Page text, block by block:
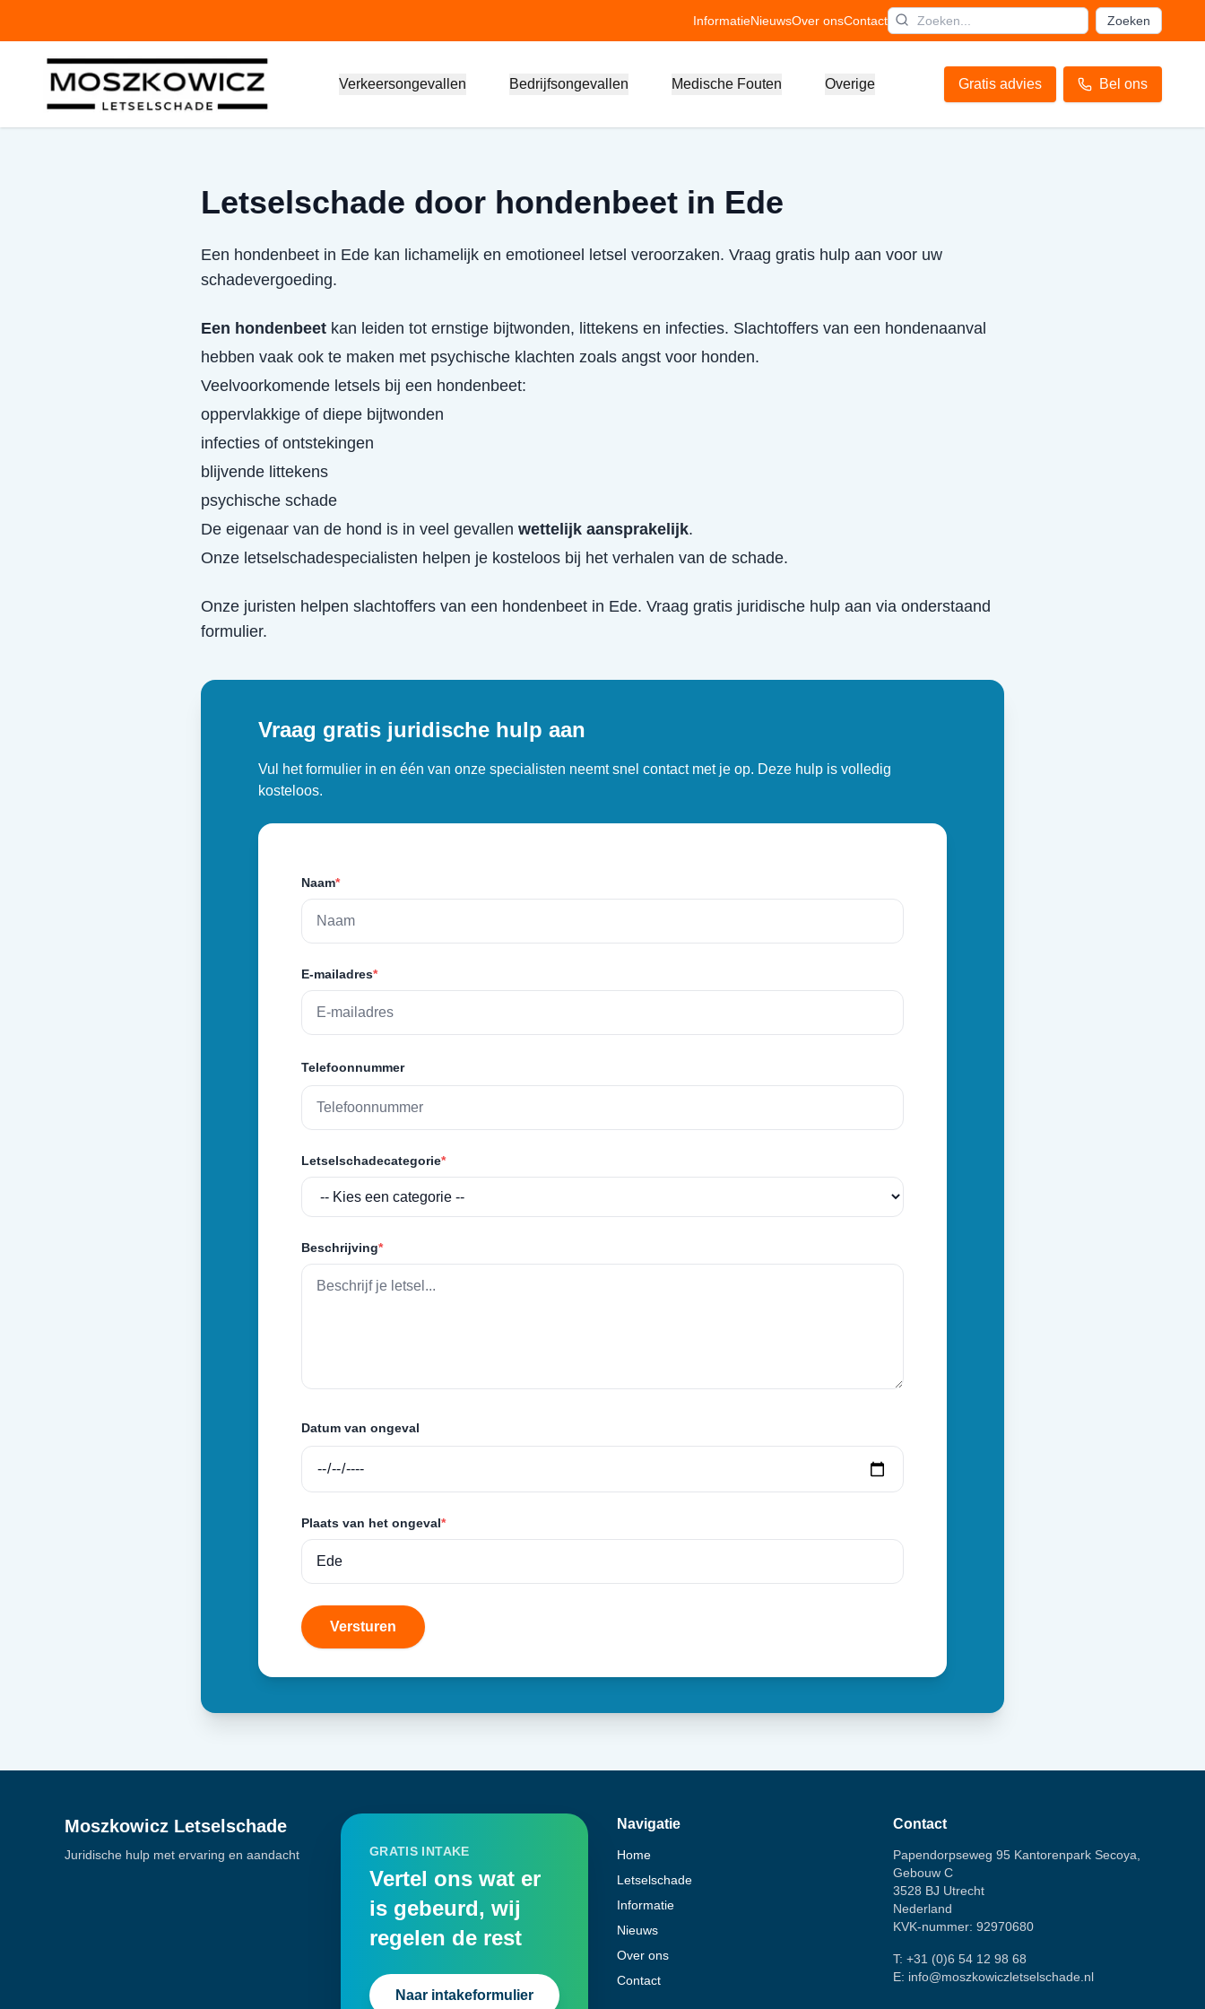
InformatieNieuwsOver onsContact Zoeken
Verkeersongevallen Bedrijfsongevallen Medische Fouten Overige Gratis advies Bel ons
Letselschade door hondenbeet in Ede
Een hondenbeet in Ede kan lichamelijk en emotioneel letsel veroorzaken. Vraag gratis hulp aan voor uw
schadevergoeding.
Een hondenbeet kan leiden tot ernstige bijtwonden, littekens en infecties. Slachtoffers van een hondenaanval
hebben vaak ook te maken met psychische klachten zoals angst voor honden.
Veelvoorkomende letsels bij een hondenbeet:
oppervlakkige of diepe bijtwonden
infecties of ontstekingen
blijvende littekens
psychische schade
De eigenaar van de hond is in veel gevallen wettelijk aansprakelijk.
Onze letselschadespecialisten helpen je kosteloos bij het verhalen van de schade.
Onze juristen helpen slachtoffers van een hondenbeet in Ede. Vraag gratis juridische hulp aan via onderstaand
formulier.
Vraag gratis juridische hulp aan
Vul het formulier in en één van onze specialisten neemt snel contact met je op. Deze hulp is volledig
kosteloos.
Naam*
E-mailadres*
Telefoonnummer
Letselschadecategorie*
Beschrijving*
Datum van ongeval
Plaats van het ongeval*
Versturen
Moszkowicz Letselschade
Juridische hulp met ervaring en aandacht GRATIS INTAKE
Vertel ons wat er
is gebeurd, wij
regelen de rest
Naar intakeformulier
Navigatie
Home
Letselschade
Informatie
Nieuws
Over ons
Contact
Contact
Papendorpseweg 95 Kantorenpark Secoya,
Gebouw C
3528 BJ Utrecht
Nederland
KVK-nummer: 92970680
T: +31 (0)6 54 12 98 68
E: info@moszkowiczletselschade.nl